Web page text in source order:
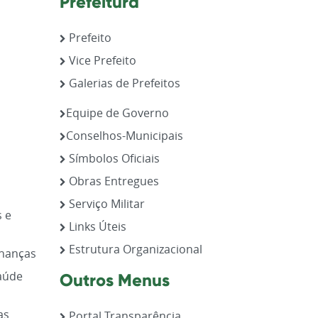
e
Prefeito
Vice Prefeito
Galerias de Prefeitos
Equipe de Governo
Conselhos-Municipais
Símbolos Oficiais
Obras Entregues
Serviço Militar
Links Úteis
Estrutura Organizacional
Outros Menus